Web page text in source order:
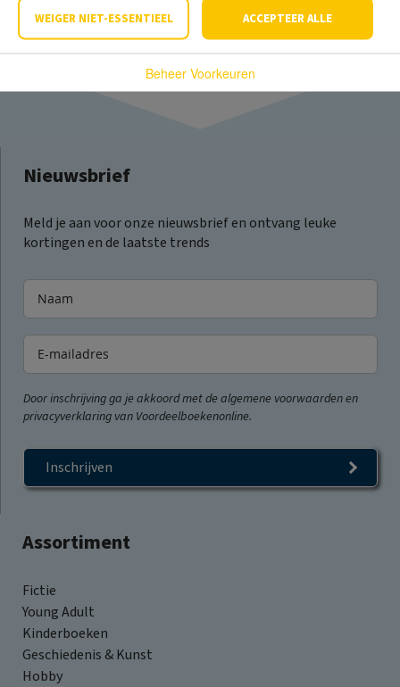
Assortiment
Fictie
Young Adult
Kinderboeken
Geschiedenis & Kunst
Hobby
Nieuwsbrief
Meld je aan voor onze nieuwsbrief en ontvang leuke
kortingen en de laatste trends
Door inschrijving ga je akkoord met de algemene voorwaarden en
privacyverklaring van Voordeelboekenonline.
Inschrijven
WEIGER NIET-ESSENTIEEL ACCEPTEER ALLE
Beheer Voorkeuren